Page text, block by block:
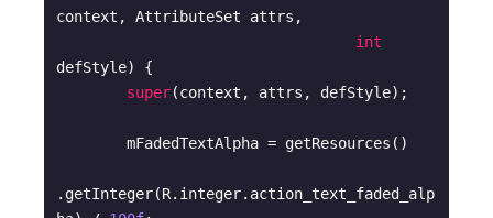
context, AttributeSet attrs,
int
defStyle)
{
super(context, attrs, defStyle);
.getInteger(R.integer.action_text_faded_alp